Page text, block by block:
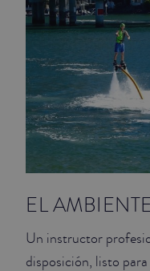
EL
Un instructor
disposición, listo